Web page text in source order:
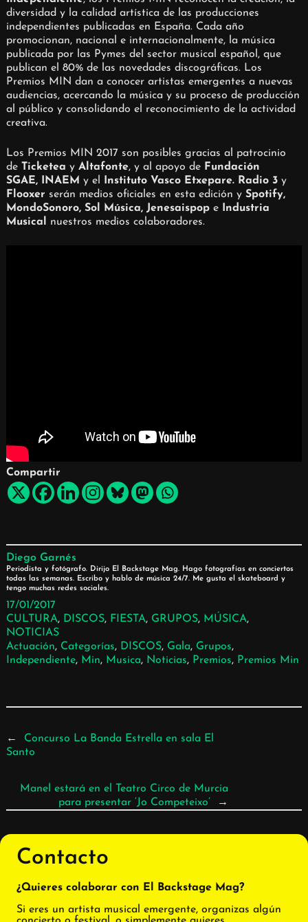
diversidad y la calidad artística de las producciones
independientes publicadas en España. Cada año
promocionan, nacional e internacionalmente, la música
publicada por las Pymes del sector musical español, que
publican el 80% de las novedades discográficas. Los
Premios MIN dan a conocer artistas emergentes a nuevas
audiencias, acercando la música y su proceso de producción
al público y consolidando el reconocimiento de la actividad
creativa.
Los Premios MIN 2017 son posibles gracias al patrocinio
de Ticketea y Altafonte, y al apoyo de Fundación
SGAE, INAEM y el Instituto Vasco Etxepare. Radio 3y
Flooxer serán medios oficiales en esta edición y Spotify,
MondoSonoro, Sol Música, Jenesaispop e
Industria
Musical
nuestros medios colaboradores.
Compartir
Diego Garnés
Periodista y fotógrafo. Dirijo El Backstage Mag. Hago fotografías en conciertos
todas las semanas. Escribo y hablo de música 24/7. Me gusta el skateboard y
tengo muchas redes sociales.
17/01/2017
CULTURA, DISCOS, FIESTA, GRUPOS, MÚSICA,
NOTICIAS
Actuación, Categorías, DISCOS, Gala, Grupos ,
Independiente, Min, Musica, Noticias, Premios, Premios Min
←
Concurso La Banda Estrella en sala El
Santo
Manel estará en el Teatro Circo de Murcia
para presentar ‘Jo Competeixo’
→
Contacto
¿Quieres colaborar con El Backstage Mag?
Si eres un artista musical emergente, organizas algún